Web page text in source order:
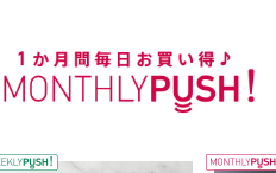
WEEKLY PUSH